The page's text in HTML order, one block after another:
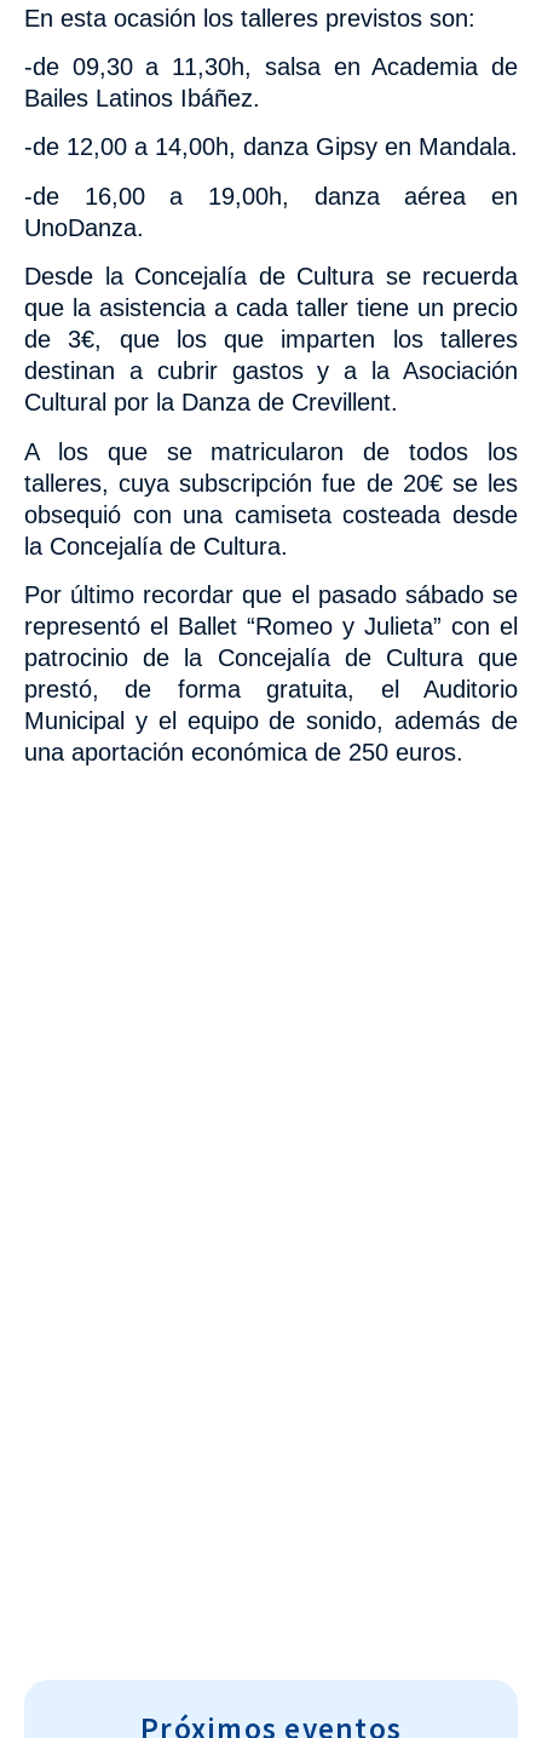
En esta ocasión los talleres previstos son:
-de 09,30 a 11,30h, salsa en Academia de
Bailes Latinos Ibáñez.
-de 12,00 a 14,00h, danza Gipsy en Mandala.
-de 16,00 a 19,00h, danza aérea en
UnoDanza.
Desde la Concejalía de Cultura se recuerda
que la asistencia a cada taller tiene un precio
de 3€, que los que imparten los talleres
destinan a cubrir gastos y a la Asociación
Cultural por la Danza de Crevillent.
A los que se matricularon de todos los
talleres, cuya subscripción fue de 20€ se les
obsequió con una camiseta costeada desde
la Concejalía de Cultura.
Por último recordar que el pasado sábado se
representó el Ballet “Romeo y Julieta” con el
patrocinio de la Concejalía de Cultura que
prestó, de forma gratuita, el Auditorio
Municipal y el equipo de sonido, además de
una aportación económica de 250 euros.
Próximos eventos